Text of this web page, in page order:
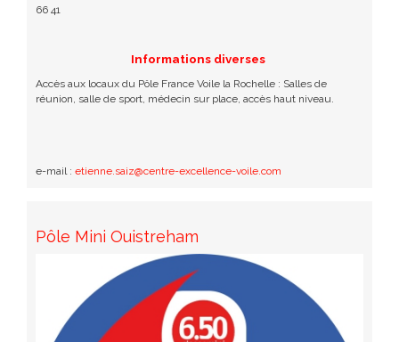
66 41
Informations diverses
Accès aux locaux du Pôle France Voile la Rochelle : Salles de
réunion, salle de sport, médecin sur place, accès haut niveau.
e-mail : etienne.saiz@centre-excellence-voile.com
Pôle Mini Ouistreham